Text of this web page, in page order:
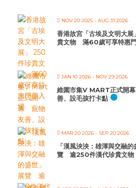
NOV 20 2025 - AUG 31 2026
香港故宮「古埃及文明大
貴文物 滿60歲可享特惠
JAN 10 2026 - NOV 29 2026
維園市集V MART正式開
善、設毛孩打卡點
MAR 20 2026 - SEP 20 2026
「漢風泱泱：雄渾與交融
覽 逾250件漢代珍貴文物